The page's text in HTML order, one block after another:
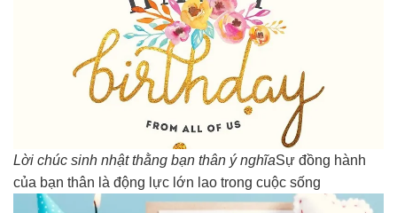
Lời chúc sinh nhật thằng bạn thân ý nghĩaSự đồng hành
của bạn thân là động lực lớn lao trong cuộc sống